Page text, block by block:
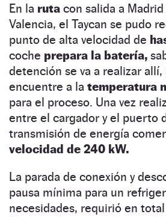
En la ruta con salida a
Valencia, el Taycan se pudo
punto de alta velocidad de
coche prepara la batería,
detención se va a realizar allí,
encuentre a la temperatura
para el proceso. Una vez
entre el cargador y el puerto
transmisión de energía
velocidad de 240 kW.
La parada de conexión y
pausa mínima para un
necesidades, requirió en total